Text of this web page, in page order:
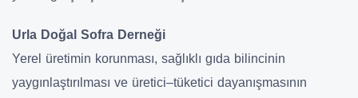
Urla Doğal Sofra Derneği
Yerel üretimin korunması, sağlıklı gıda bilincinin
yaygınlaştırılması ve üretici–tüketici dayanışmasının